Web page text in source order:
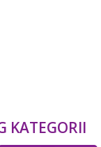
KATEGORII